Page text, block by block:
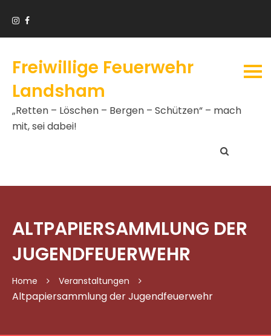
Freiwillige Feuerwehr
Landsham
„Retten – Löschen – Bergen – Schützen“ – mach
mit, sei dabei!
ALTPAPIERSAMMLUNG DER
JUGENDFEUERWEHR
Home Veranstaltungen
Altpapiersammlung der Jugendfeuerwehr